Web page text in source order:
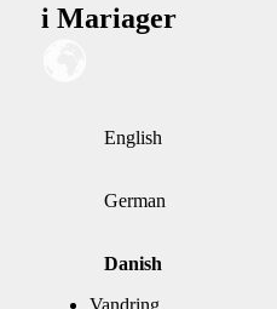
i Mariager
English
German
Danish
Vandring